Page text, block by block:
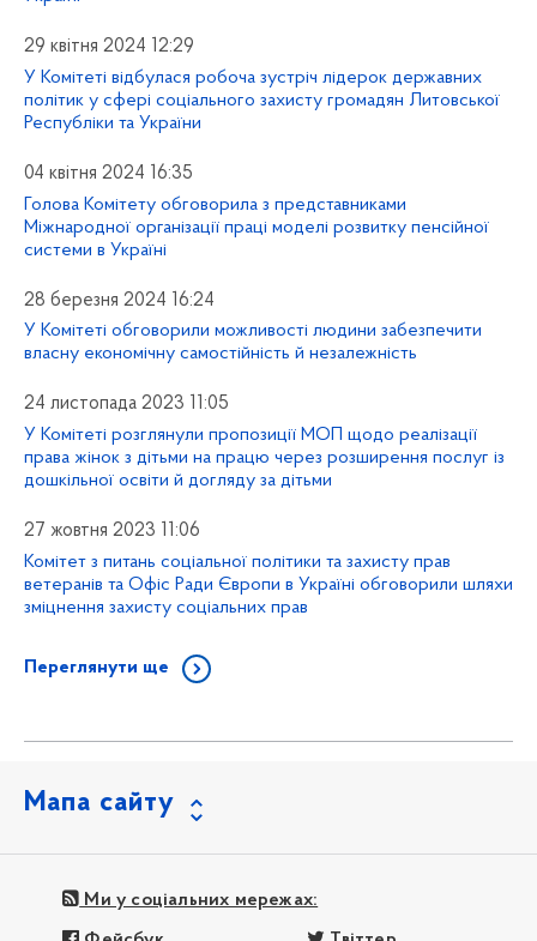
29 квітня 2024 12:29
У Комітеті відбулася робоча зустріч лідерок державних
політик у сфері соціального захисту громадян Литовської
Республіки та України
04 квітня 2024 16:35
Голова Комітету обговорила з представниками
Міжнародної організації праці моделі розвитку пенсійної
системи в Україні
28 березня 2024 16:24
У Комітеті обговорили можливості людини забезпечити
власну економічну самостійність й незалежність
24 листопада 2023 11:05
У Комітеті розглянули пропозиції МОП щодо реалізації
права жінок з дітьми на працю через розширення послуг із
дошкільної освіти й догляду за дітьми
27 жовтня 2023 11:06
Комітет з питань соціальної політики та захисту прав
ветеранів та Офіс Ради Європи в Україні обговорили шляхи
зміцнення захисту соціальних прав
Переглянути ще
Мапа сайту
Ми у соціальних мережах: